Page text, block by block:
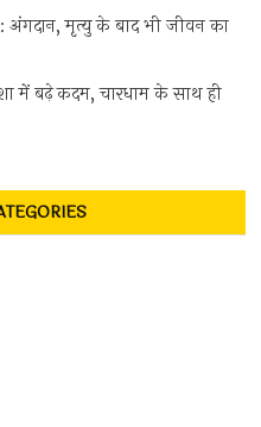
अंगदान, मृत्यु के बाद भी जीवन का
में बढ़े कदम, चारधाम के साथ ही